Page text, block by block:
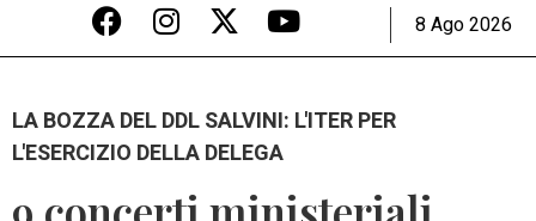
8 Ago 2026
LA BOZZA DEL DDL SALVINI: L'ITER PER
L'ESERCIZIO DELLA DELEGA